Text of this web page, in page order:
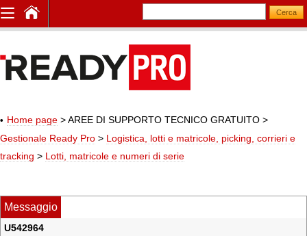
Home page > AREE DI SUPPORTO TECNICO GRATUITO >
Gestionale Ready Pro > Logistica, lotti e matricole, picking, corrieri e
tracking > Lotti, matricole e numeri di serie
Messaggio
U542964